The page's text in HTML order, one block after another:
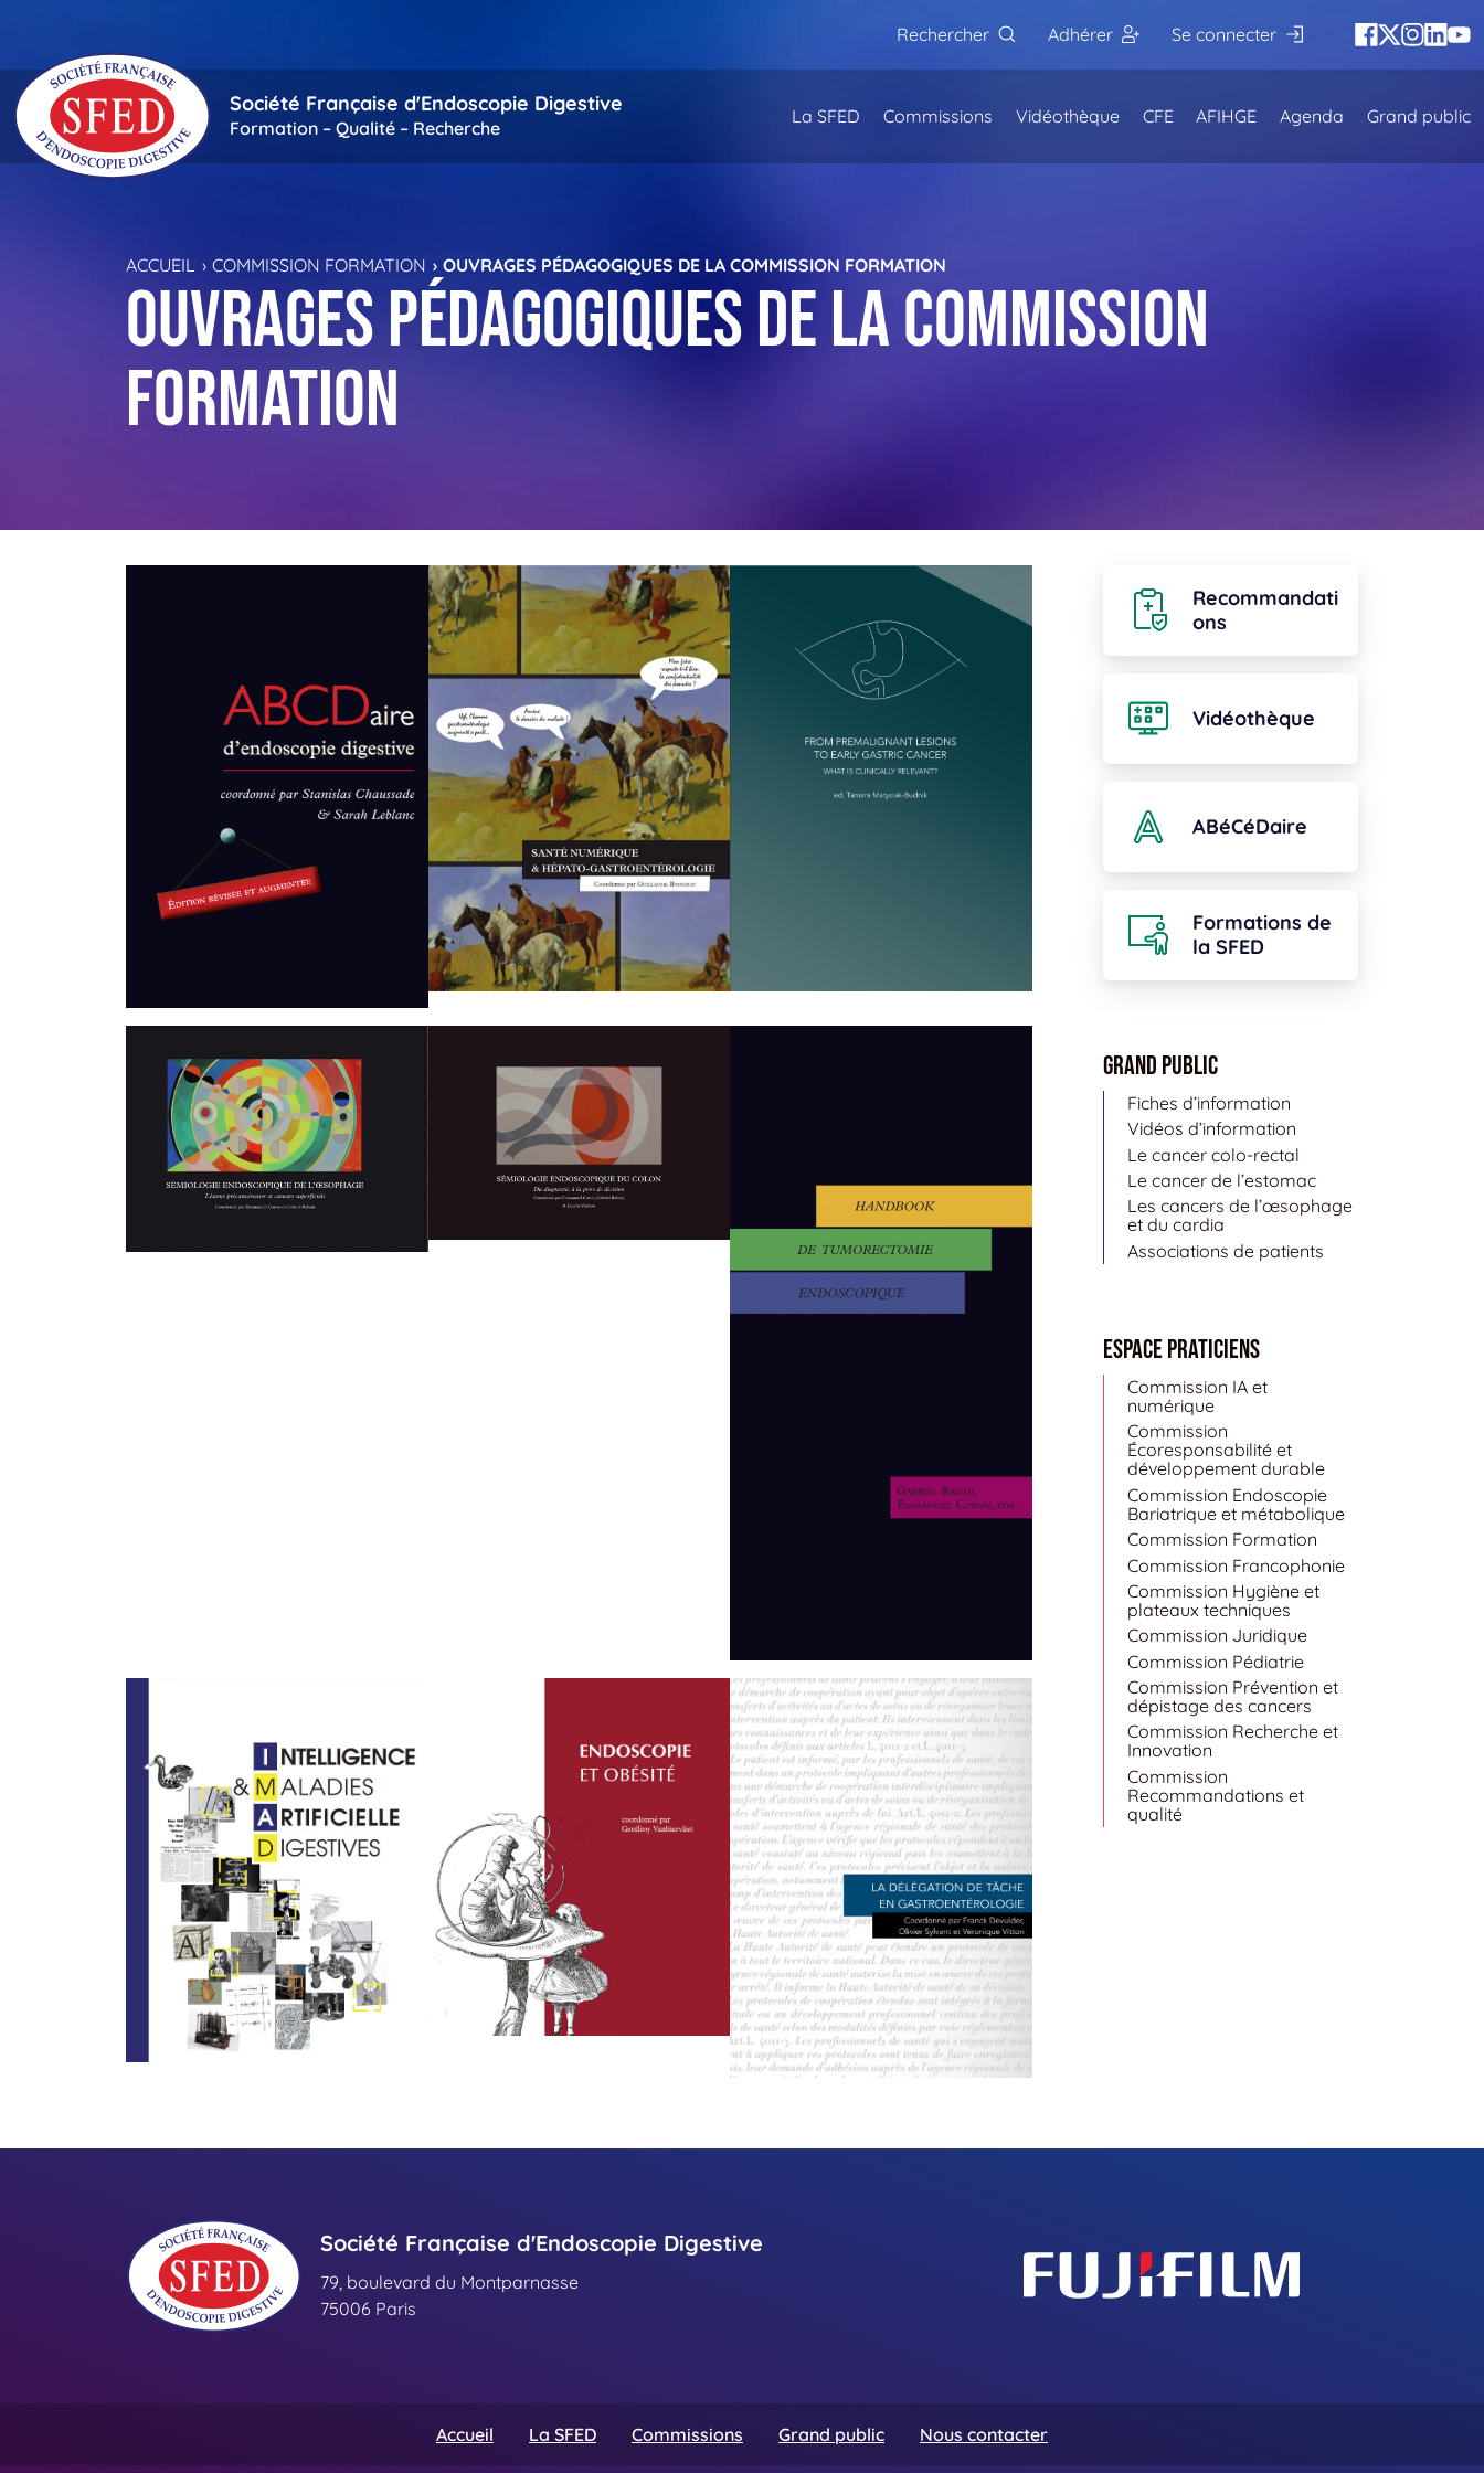
Rechercher
Adhérer Se connecter
Société Française d'Endoscopie Digestive
Formation – Qualité – Recherche
La SFED Commissions Vidéothèque CFE AFIHGE Agenda Grand public
ACCUEIL COMMISSION FORMATION OUVRAGES PÉDAGOGIQUES DE LA COMMISSION FORMATION
Ouvrages Pédagogiques de la commission
formation
Recommandati
ons
Vidéothèque
ABéCéDaire
Formations de
la SFED
Grand public
Fiches d’information
Vidéos d’information
Le cancer colo-rectal
Le cancer de l’estomac
Les cancers de l’œsophage
et du cardia
Associations de patients
Espace Praticiens
Commission IA et
numérique
Commission
Écoresponsabilité et
développement durable
Commission Endoscopie
Bariatrique et métabolique
Commission Formation
Commission Francophonie
Commission Hygiène et
plateaux techniques
Commission Juridique
Commission Pédiatrie
Commission Prévention et
dépistage des cancers
Commission Recherche et
Innovation
Commission
Recommandations et
qualité
Société Française d'Endoscopie Digestive
79, boulevard du Montparnasse
75006 Paris
Accueil La SFED Commissions Grand public Nous contacter